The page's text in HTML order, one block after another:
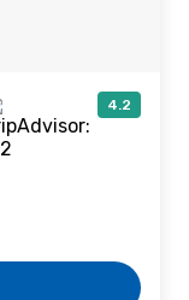
4.2